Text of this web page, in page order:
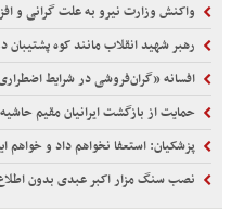
واکنش وزارت نیرو به علت گرانی و
رهبر شهید انقلاب مانند کوه پشتیبان
افسانه «گران‌فروشی در شرایط
حمایت از بازگشت ایرانیان مقیم
پزشکیان: استعفا نخواهم داد و خواهم
نصب سنگ مزار اکبر عبدی بدون